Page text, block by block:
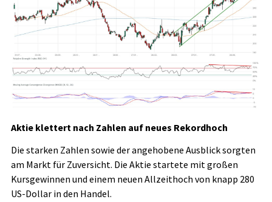
Aktie klettert nach Zahlen auf neues Rekordhoch
Die starken Zahlen sowie der angehobene Ausblick sorgten
am Markt für Zuversicht. Die Aktie startete mit großen
Kursgewinnen und einem neuen Allzeithoch von knapp 280
US-Dollar in den Handel.